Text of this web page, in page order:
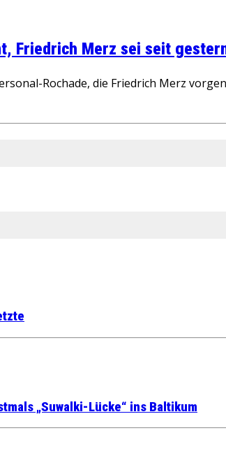
Friedrich Merz sei seit
Rochade, die Friedrich Merz
„Suwalki-Lücke“ ins Baltikum